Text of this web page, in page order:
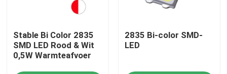
Stable Bi Color 2835
SMD LED Rood & Wit
0,5W Warmteafvoer
2835 Bi-color SMD-
LED